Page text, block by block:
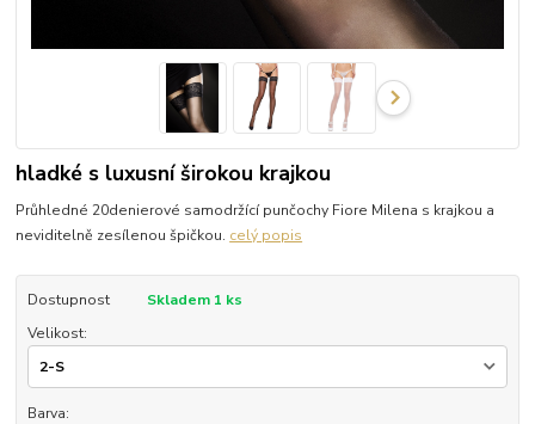
hladké s luxusní širokou krajkou
Průhledné 20denierové samodržící punčochy Fiore Milena s krajkou a
neviditelně zesílenou špičkou. celý popis
Dostupnost
Skladem 1 ks
Velikost:
Barva: